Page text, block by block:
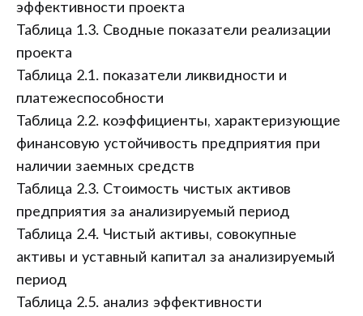
эффективности проекта
Таблица 1.3. Сводные показатели реализации
проекта
Таблица 2.1. показатели ликвидности и
платежеспособности
Таблица 2.2. коэффициенты, характеризующие
финансовую устойчивость предприятия при
наличии заемных средств
Таблица 2.3. Стоимость чистых активов
предприятия за анализируемый период
Таблица 2.4. Чистый активы, совокупные
активы и уставный капитал за анализируемый
период
Таблица 2.5. анализ эффективности